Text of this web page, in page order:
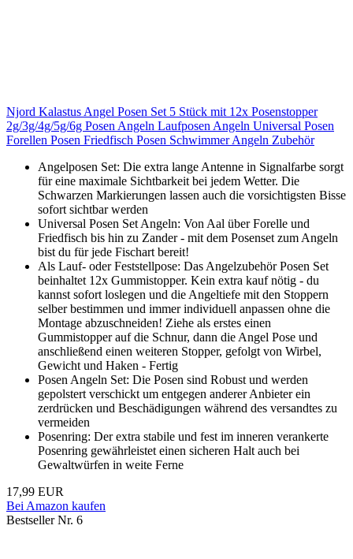
Njord Kalastus Angel Posen Set 5 Stück mit 12x Posenstopper
2g/3g/4g/5g/6g Posen Angeln Laufposen Angeln Universal Posen
Forellen Posen Friedfisch Posen Schwimmer Angeln Zubehör
Angelposen Set: Die extra lange Antenne in Signalfarbe sorgt
für eine maximale Sichtbarkeit bei jedem Wetter. Die
Schwarzen Markierungen lassen auch die vorsichtigsten Bisse
sofort sichtbar werden
Universal Posen Set Angeln: Von Aal über Forelle und
Friedfisch bis hin zu Zander - mit dem Posenset zum Angeln
bist du für jede Fischart bereit!
Als Lauf- oder Feststellpose: Das Angelzubehör Posen Set
beinhaltet 12x Gummistopper. Kein extra kauf nötig - du
kannst sofort loslegen und die Angeltiefe mit den Stoppern
selber bestimmen und immer individuell anpassen ohne die
Montage abzuschneiden! Ziehe als erstes einen
Gummistopper auf die Schnur, dann die Angel Pose und
anschließend einen weiteren Stopper, gefolgt von Wirbel,
Gewicht und Haken - Fertig
Posen Angeln Set: Die Posen sind Robust und werden
gepolstert verschickt um entgegen anderer Anbieter ein
zerdrücken und Beschädigungen während des versandtes zu
vermeiden
Posenring: Der extra stabile und fest im inneren verankerte
Posenring gewährleistet einen sicheren Halt auch bei
Gewaltwürfen in weite Ferne
17,99 EUR
Bei Amazon kaufen
Bestseller Nr. 6